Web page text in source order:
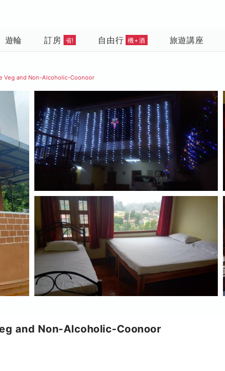
遊輪 訂房 省! 自由行 機+酒 旅遊講座
Veg and Non-Alcoholic-Coonoor
and Non-Alcoholic-Coonoor